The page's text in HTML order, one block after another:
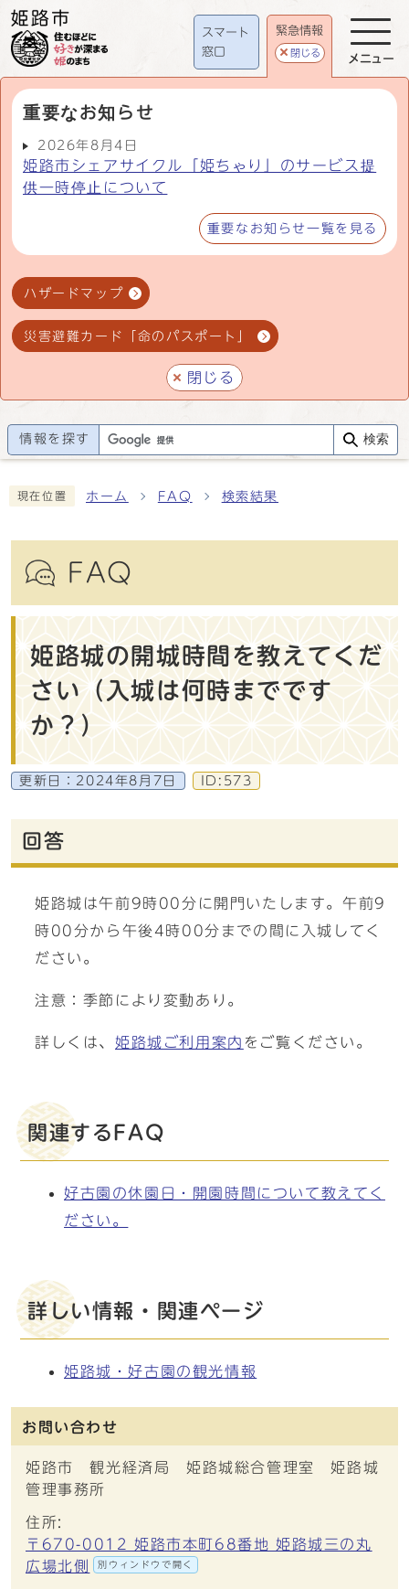
スマート
窓口
緊急情報
閉じる
重要なお知らせ
2026年8月4日
姫路市シェアサイクル「姫ちゃり」のサービス提
供一時停止について
重要なお知らせ一覧を見る
ハザードマップ
災害避難カード「命のパスポート」
閉じる
メニュー
情報を探す 検索
現在位置 ホーム FAQ 検索結果
FAQ
姫路城の開城時間を教えてくだ
さい（入城は何時までです
か？）
更新日： 2024年8月7日 ID:573
回答
姫路城は午前9時00分に開門いたします。午前9
時00分から午後4時00分までの間に入城してく
ださい。
注意：季節により変動あり。
詳しくは、 姫路城ご利用案内 をご覧ください。
関連するFAQ
好古園の休園日・開園時間について教えてく
ださい。
詳しい情報・関連ページ
姫路城・好古園の観光情報
お問い合わせ
姫路市 観光経済局 姫路城総合管理室 姫路城
管理事務所
住所:
〒670-0012 姫路市本町68番地 姫路城三の丸
広場北側
別ウィンドウで開く